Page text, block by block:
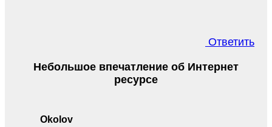
Ответить
Okolov
Небольшое впечатление об Интернет
ресурсе